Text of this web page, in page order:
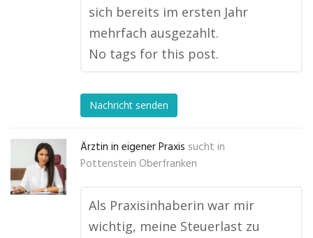
sich bereits im ersten Jahr
mehrfach ausgezahlt.
No tags for this post.
Nachricht senden
Ärztin in eigener Praxis sucht in
Pottenstein Oberfranken
Als Praxisinhaberin war mir
wichtig, meine Steuerlast zu